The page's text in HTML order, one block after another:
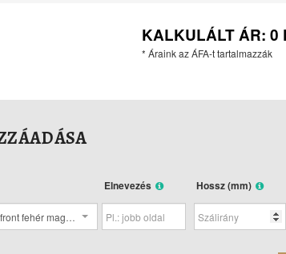
KALKULÁLT ÁR: 0
* Áraink az ÁFA-t tartalmazzák
Elnevezés Hossz (mm)
fehér magasfényű